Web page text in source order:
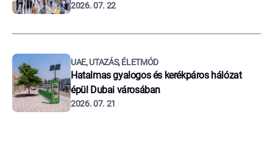
2026. 07. 22
UAE, UTAZÁS, ÉLETMÓD
Hatalmas gyalogos és kerékpáros hálózat
épül Dubai városában
2026. 07. 21